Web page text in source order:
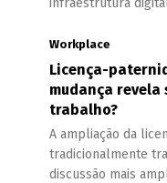
Workplace
Licença-
mudança revela
trabalho?
A ampliação da
tradicionalmente
discussão mais